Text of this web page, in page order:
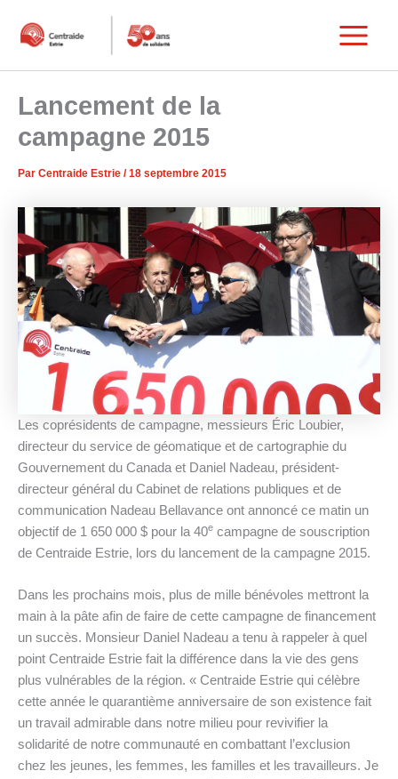
Main
Lancement de la
campagne 2015
Par Centraide Estrie /18 septembre 2015
Les coprésidents de campagne, messieurs Éric Loubier,
directeur du service de géomatique et de cartographie du
Gouvernement du Canada et Daniel Nadeau, président-
directeur général du Cabinet de relations publiques et de
communication Nadeau Bellavance ont annoncé ce matin un
objectif de 1 650 000 $ pour la 40e campagne de souscription
de Centraide Estrie, lors du lancement de la campagne 2015.
Dans les prochains mois, plus de mille bénévoles mettront la
main à la pâte afin de faire de cette campagne de financement
un succès. Monsieur Daniel Nadeau a tenu à rappeler à quel
point Centraide Estrie fait la différence dans la vie des gens
plus vulnérables de la région. « Centraide Estrie qui célèbre
cette année le quarantième anniversaire de son existence fait
un travail admirable dans notre milieu pour revivifier la
solidarité de notre communauté en combattant l’exclusion
chez les jeunes, les femmes, les familles et les travailleurs. Je